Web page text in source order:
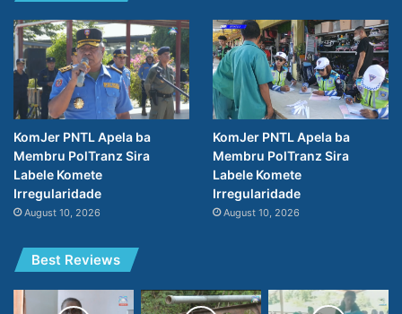
KomJer PNTL Apela ba
Membru PolTranz Sira
Labele Komete
Irregularidade
August 10, 2026
KomJer PNTL Apela ba
Membru PolTranz Sira
Labele Komete
Irregularidade
August 10, 2026
Best Reviews